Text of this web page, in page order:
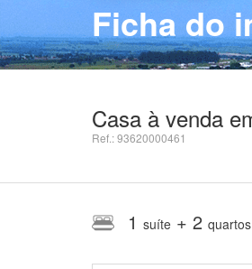
Ficha do
Casa à venda
Ref.: 93620000461
1 suíte + 2 quartos